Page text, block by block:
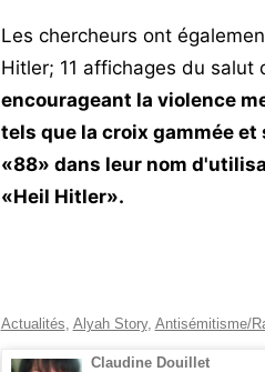
Les chercheurs ont
Hitler; 11 affichages du salut
encourageant la violence
tels que la croix gammée
«88» dans leur nom
«Heil Hitler».
Actualités, Alyah Story, Antisémitisme/
Claudine Douillet